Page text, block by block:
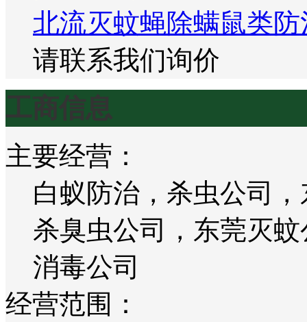
北流灭蚊蝇除螨鼠类
请联系我们询价
工商信息
主要经营：
白蚁防治，杀虫公司
杀臭虫公司，东莞灭
消毒公司
经营范围：